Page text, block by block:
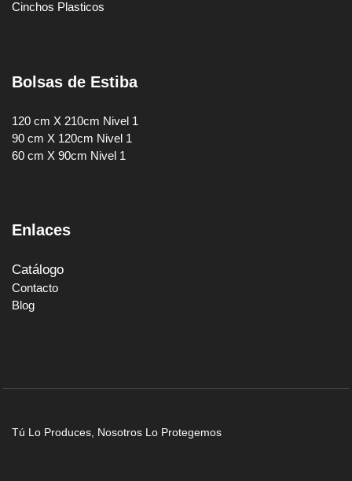
Cinchos Plasticos
Bolsas de Estiba
120 cm X 210cm Nivel 1
90 cm X 120cm Nivel 1
60 cm X 90cm Nivel 1
Enlaces
Catálogo
Contacto
Blog
Tú Lo Produces, Nosotros Lo Protegemos